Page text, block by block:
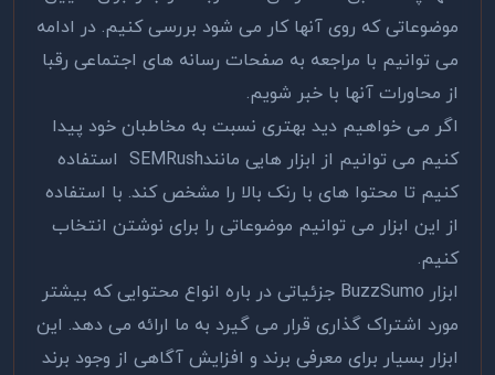
موضوعاتی که روی آنها کار می شود بررسی کنیم. در ادامه
می توانیم با مراجعه به صفحات رسانه های اجتماعی رقبا
از محاورات آنها با خبر شویم.
اگر می خواهیم دید بهتری نسبت به مخاطبان خود پیدا
کنیم می توانیم از ابزار هایی مانندSEMRush استفاده
کنیم تا محتوا های با رنک بالا را مشخص کند. با استفاده
از این ابزار می توانیم موضوعاتی را برای نوشتن انتخاب
کنیم.
ابزار BuzzSumo جزئیاتی در باره انواع محتوایی که بیشتر
مورد اشتراک گذاری قرار می گیرد به ما ارائه می دهد. این
ابزار بسیار برای معرفی برند و افزایش آگاهی از وجود برند